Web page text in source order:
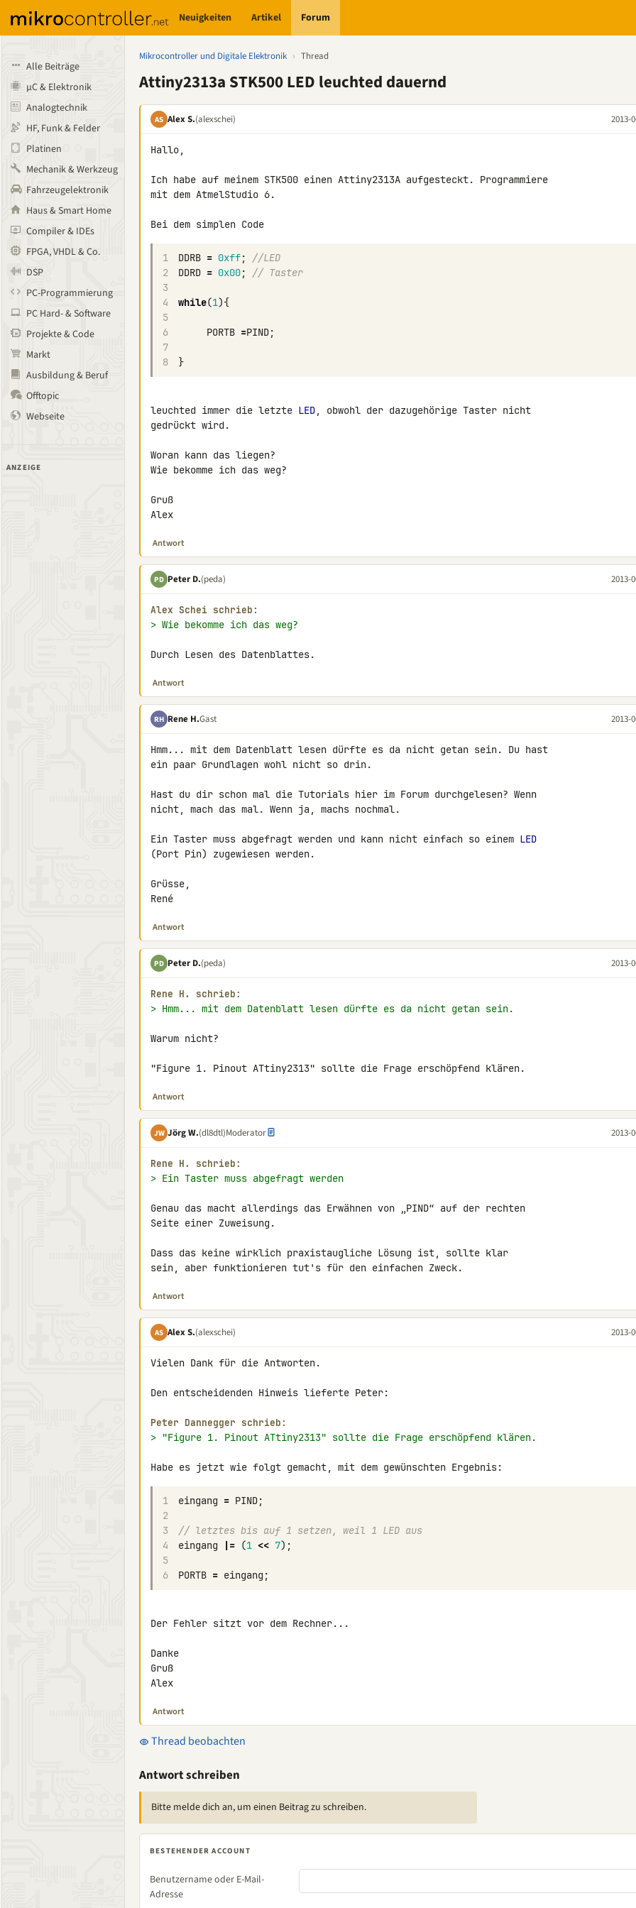
Neuigkeiten Artikel Forum
Alle Beiträge
µC & Elektronik
Analogtechnik
HF, Funk & Felder
Platinen
Mechanik & Werkzeug
Fahrzeugelektronik
Haus & Smart Home
Compiler & IDEs
FPGA, VHDL & Co.
DSP
PC-Programmierung
PC Hard- & Software
Projekte & Code
Markt
Ausbildung & Beruf
Offtopic
Webseite
ANZEIGE
Mikrocontroller und Digitale Elektronik › Thread
Attiny2313a STK500 LED leuchted dauernd
AS Alex S.(alexschei) 2013-
Hallo,
Ich habe auf meinem STK500 einen Attiny2313A aufgesteckt. Programmiere
mit dem AtmelStudio 6.
Bei dem simplen Code
1 DDRB = 0xff;
//LED
2
DDRD = 0x00;
// Taster
3
4
while(1){
5
6
PORTB =PIND;
7
8
}
leuchted immer die letzte LED, obwohl der dazugehörige Taster nicht
gedrückt wird.
Woran kann das liegen?
Wie bekomme ich das weg?
Gruß
Alex
Antwort
PD Peter D.(peda) 2013-
Alex Schei schrieb:
> Wie bekomme ich das weg?
Durch Lesen des Datenblattes.
Antwort
RH Rene H.Gast 2013-
Hmm... mit dem Datenblatt lesen dürfte es da nicht getan sein. Du hast
ein paar Grundlagen wohl nicht so drin.
Hast du dir schon mal die Tutorials hier im Forum durchgelesen? Wenn
nicht, mach das mal. Wenn ja, machs nochmal.
Ein Taster muss abgefragt werden und kann nicht einfach so einem LED
(Port Pin) zugewiesen werden.
Grüsse,
René
Antwort
PD Peter D.(peda) 2013-
Rene H. schrieb:
> Hmm... mit dem Datenblatt lesen dürfte es da nicht getan sein.
Warum nicht?
"Figure 1. Pinout ATtiny2313" sollte die Frage erschöpfend klären.
Antwort
JW Jörg W.(dl8dtl)Moderator 2013-
Rene H. schrieb:
> Ein Taster muss abgefragt werden
Genau das macht allerdings das Erwähnen von „PIND“ auf der rechten
Seite einer Zuweisung.
Dass das keine wirklich praxistaugliche Lösung ist, sollte klar
sein, aber funktionieren tut's für den einfachen Zweck.
Antwort
AS Alex S.(alexschei) 2013-
Vielen Dank für die Antworten.
Den entscheidenden Hinweis lieferte Peter:
Peter Dannegger schrieb:
> "Figure 1. Pinout ATtiny2313" sollte die Frage erschöpfend klären.
1 eingang = PIND;
2
3
// letztes bis auf 1 setzen, weil 1 LED aus
4
eingang |= (1 << 7);
5
6
PORTB = eingang ;
Der Fehler sitzt vor dem Rechner...
Danke
Gruß
Alex
Antwort
Thread beobachten
Antwort schreiben
Bitte melde dich an, um einen Beitrag zu schreiben.
BESTEHENDER ACCOUNT
Benutzername oder E-Mail-
Adresse